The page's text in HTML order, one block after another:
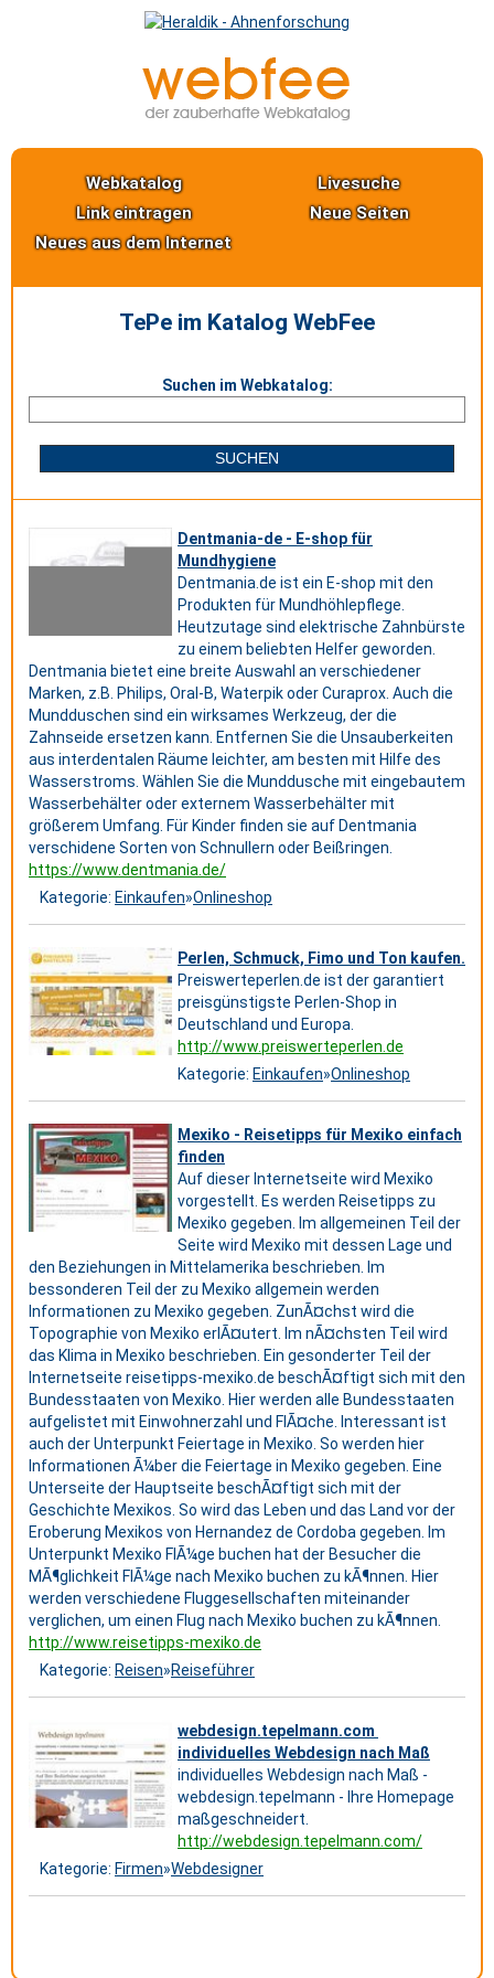
Webkatalog
Livesuche
Link eintragen
Neue Seiten
Neues aus dem Internet
TePe im Katalog WebFee
Suchen im Webkatalog:
Dentmania-de - E-shop für
Mundhygiene
Dentmania.de ist ein E-shop mit den
Produkten für Mundhöhlepflege.
Heutzutage sind elektrische Zahnbürste
zu einem beliebten Helfer geworden.
Dentmania bietet eine breite Auswahl an verschiedener
Marken, z.B. Philips, Oral-B, Waterpik oder Curaprox. Auch die
Mundduschen sind ein wirksames Werkzeug, der die
Zahnseide ersetzen kann. Entfernen Sie die Unsauberkeiten
aus interdentalen Räume leichter, am besten mit Hilfe des
Wasserstroms. Wählen Sie die Munddusche mit eingebautem
Wasserbehälter oder externem Wasserbehälter mit
größerem Umfang. Für Kinder finden sie auf Dentmania
verschidene Sorten von Schnullern oder Beißringen.
https://www.dentmania.de/
Kategorie: Einkaufen»Onlineshop
Perlen, Schmuck, Fimo und Ton kaufen.
Preiswerteperlen.de ist der garantiert
preisgünstigste Perlen-Shop in
Deutschland und Europa.
http://www.preiswerteperlen.de
Kategorie: Einkaufen»Onlineshop
Mexiko - Reisetipps für Mexiko einfach
finden
Auf dieser Internetseite wird Mexiko
vorgestellt. Es werden Reisetipps zu
Mexiko gegeben. Im allgemeinen Teil der
Seite wird Mexiko mit dessen Lage und
den Beziehungen in Mittelamerika beschrieben. Im
bessonderen Teil der zu Mexiko allgemein werden
Informationen zu Mexiko gegeben. ZunÃ¤chst wird die
Topographie von Mexiko erlÃ¤utert. Im nÃ¤chsten Teil wird
das Klima in Mexiko beschrieben. Ein gesonderter Teil der
Internetseite reisetipps-mexiko.de beschÃ¤ftigt sich mit den
Bundesstaaten von Mexiko. Hier werden alle Bundesstaaten
aufgelistet mit Einwohnerzahl und FlÃ¤che. Interessant ist
auch der Unterpunkt Feiertage in Mexiko. So werden hier
Informationen Ã¼ber die Feiertage in Mexiko gegeben. Eine
Unterseite der Hauptseite beschÃ¤ftigt sich mit der
Geschichte Mexikos. So wird das Leben und das Land vor der
Eroberung Mexikos von Hernandez de Cordoba gegeben. Im
Unterpunkt Mexiko FlÃ¼ge buchen hat der Besucher die
MÃ¶glichkeit FlÃ¼ge nach Mexiko buchen zu kÃ¶nnen. Hier
werden verschiedene Fluggesellschaften miteinander
verglichen, um einen Flug nach Mexiko buchen zu kÃ¶nnen.
http://www.reisetipps-mexiko.de
Kategorie: Reisen»Reiseführer
webdesign.tepelmann.com 
individuelles Webdesign nach Maß
individuelles Webdesign nach Maß -
webdesign.tepelmann - Ihre Homepage
maßgeschneidert.
http://webdesign.tepelmann.com/
Kategorie: Firmen»Webdesigner